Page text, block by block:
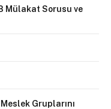
Mülakat Sorusu ve
Gruplarını